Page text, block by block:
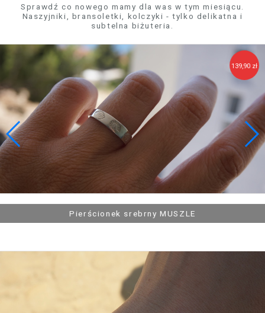
Sprawdź co nowego mamy dla was w tym miesiącu.
Naszyjniki, bransoletki, kolczyki - tylko delikatna i
subtelna biżuteria.
Pierścionek srebrny MUSZLE Łańcuszek srebrny PŁETWA W KOLORZE
Łańcuszek srebrny PŁETWA OBRYS
109,90 zł
Łańcuszek srebrny ŚPIĄCY KOTEK, KOT